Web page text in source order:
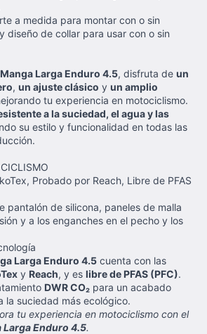
a medida para montar con o sin
diseño de collar para usar con o sin
Larga Enduro 4.5, disfruta de un
, un ajuste clásico y un amplio
tu experiencia en motociclismo.
a la suciedad, el agua y las
su estilo y funcionalidad en todas las
Probado por Reach, Libre de PFAS
pantalón de silicona, paneles de malla
y a los enganches en el pecho y los
Larga Enduro 4.5 cuenta con las
y Reach, y es libre de PFAS (PFC).
DWR CO₂ para un acabado
la suciedad más ecológico.
tu experiencia en motociclismo con el
Enduro 4.5.